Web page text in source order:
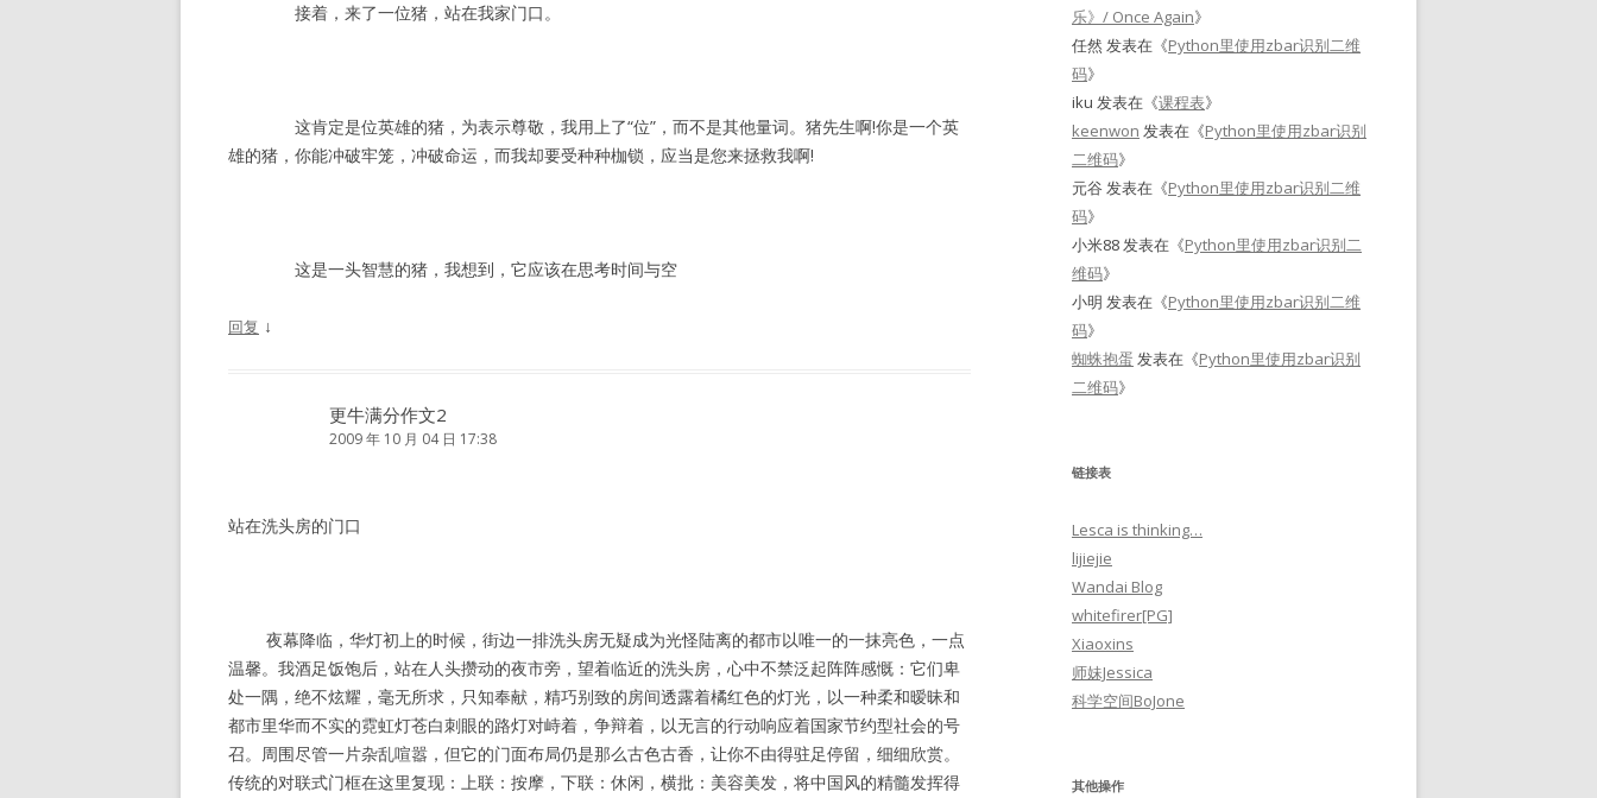
接着，来了一位猪，站在我家门口。
这肯定是位英雄的猪，为表示尊敬，我用上了“位”，而不是其他量词。猪先生啊!你是一个英
雄的猪，你能冲破牢笼，冲破命运，而我却要受种种枷锁，应当是您来拯救我啊!
这是一头智慧的猪，我想到，它应该在思考时间与空
回复 ↓
更牛满分作文2
2009 年 10 月 04 日 17:38
站在洗头房的门口
夜幕降临，华灯初上的时候，街边一排洗头房无疑成为光怪陆离的都市以唯一的一抹亮色，一点
温馨。我酒足饭饱后，站在人头攒动的夜市旁，望着临近的洗头房，心中不禁泛起阵阵感慨：它们卑
处一隅，绝不炫耀，毫无所求，只知奉献，精巧别致的房间透露着橘红色的灯光，以一种柔和暧昧和
都市里华而不实的霓虹灯苍白刺眼的路灯对峙着，争辩着，以无言的行动响应着国家节约型社会的号
召。周围尽管一片杂乱喧嚣，但它的门面布局仍是那么古色古香，让你不由得驻足停留，细细欣赏。
传统的对联式门框在这里复现：上联：按摩，下联：休闲，横批：美容美发，将中国风的精髓发挥得
乐》/ Once Again》
任然 发表在《Python里使用zbar识别二维
码》
iku 发表在《课程表》
keenwon 发表在《Python里使用zbar识别
二维码》
元谷发表在《Python里使用zbar识别二维
码》
小米88发表在《Python里使用zbar识别二
维码》
小明 发表在《Python里使用zbar识别二维
码》
蜘蛛抱蛋 发表在《Python里使用zbar识别
二维码》
链接表
Lesca is thinking…
lijiejie
Wandai Blog
whitefirer[PG]
Xiaoxins
师妹Jessica
科学空间BoJone
其他操作